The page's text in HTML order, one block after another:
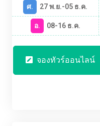
ศ.
27 พ.ย.-05 ธ.ค.
อ.
08-16 ธ.ค.
จองทัวร์ออนไลน์